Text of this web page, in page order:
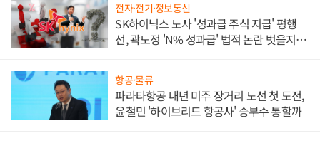
전자·전기·정보통신
SK하이닉스 노사 '성과급 주식 지급' 평행
선, 곽노정 'N% 성과급' 법적 논란 벗을지 주
항공·물류
파라타항공 내년 미주 장거리 노선 첫 도전,
윤철민 '하이브리드 항공사' 승부수 통할까